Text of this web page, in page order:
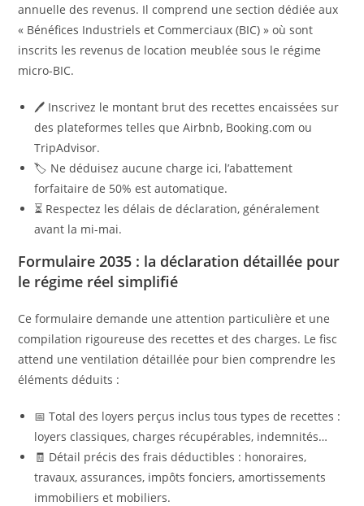
annuelle des revenus. Il comprend une section dédiée aux
« Bénéfices Industriels et Commerciaux (BIC) » où sont
inscrits les revenus de location meublée sous le régime
micro-BIC.
🖊️ Inscrivez le montant brut des recettes encaissées sur
des plateformes telles que Airbnb, Booking.com ou
TripAdvisor.
🏷️ Ne déduisez aucune charge ici, l’abattement
forfaitaire de 50% est automatique.
⏳ Respectez les délais de déclaration, généralement
avant la mi-mai.
Formulaire 2035 : la déclaration détaillée pour
le régime réel simplifié
Ce formulaire demande une attention particulière et une
compilation rigoureuse des recettes et des charges. Le fisc
attend une ventilation détaillée pour bien comprendre les
éléments déduits :
📅 Total des loyers perçus inclus tous types de recettes :
loyers classiques, charges récupérables, indemnités…
🧾 Détail précis des frais déductibles : honoraires,
travaux, assurances, impôts fonciers, amortissements
immobiliers et mobiliers.